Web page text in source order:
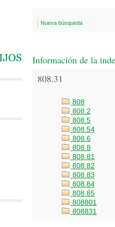
Nueva búsqueda
Información de la
808.31
808
808.2
808.5
808.54
808.6
808.8
808.81
808.82
808.83
808.84
808.85
808801
808831